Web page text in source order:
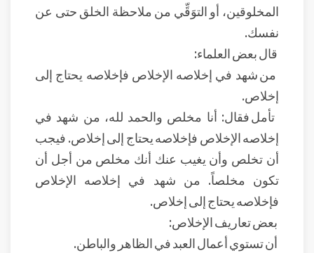
المخلوقين، أو التوَقِّي من ملاحظة الخلق حتى عن
نفسك.
قال بعض العلماء:
من شهد في إخلاصه الإخلاص فإخلاصه يحتاج إلى
إخلاص.
تأمل فقال: أنا مخلص والحمد لله، من شهد في
إخلاصه الإخلاص فإخلاصه يحتاج إلى إخلاص. فيجب
أن تخلص وأن يغيب عنك أنك مخلص من أجل أن
تكون مخلصاً. من شهد في إخلاصه الإخلاص
فإخلاصه يحتاج إلى إخلاص.
بعض تعاريف الإخلاص:
أن تستوي أعمال العبد في الظاهر والباطن.